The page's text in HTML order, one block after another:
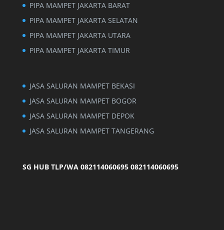
PIPA MAMPET JAKARTA BARAT
PIPA MAMPET JAKARTA SELATAN
PIPA MAMPET JAKARTA UTARA
PIPA MAMPET JAKARTA TIMUR
JASA SALURAN MAMPET BEKASI
JASA SALURAN MAMPET BOGOR
JASA SALURAN MAMPET DEPOK
JASA SALURAN MAMPET TANGERANG
SG HUB TLP/WA 082114060695 082114060695